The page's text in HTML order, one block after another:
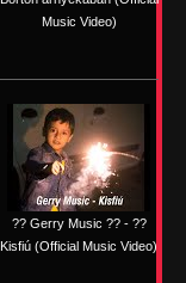
Music Video)
?? Gerry Music ?? - ??
Kisfiú (Official Music Video)